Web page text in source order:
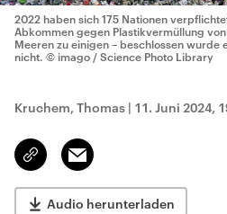
2022 haben sich 175 Nationen
Abkommen gegen Plastikvermüllung
Meeren zu einigen – beschlossen wurde
nicht. © imago / Science Photo Library
Kruchem, Thomas | 11. Juni 2024,
Link
kopieren/teilen
Email
Audio herunterladen